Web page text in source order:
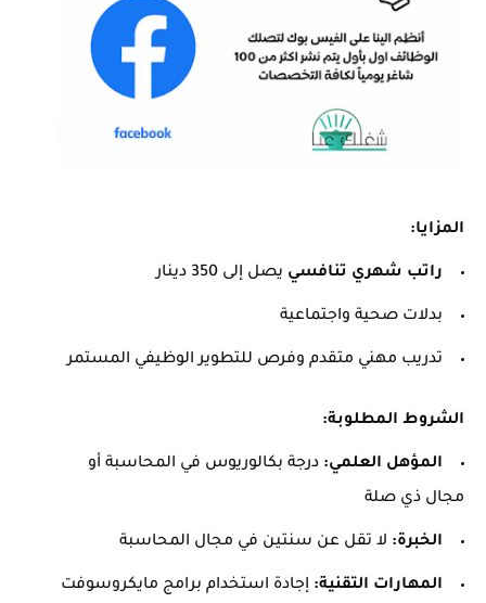
المزايا:
راتب شهري تنافسي يصل إلى 350 دينار
بدلات صحية واجتماعية
تدريب مهني متقدم وفرص للتطوير الوظيفي المستمر
الشروط المطلوبة:
المؤهل العلمي: درجة بكالوريوس في المحاسبة أو
مجال ذي صلة
الخبرة: لا تقل عن سنتين في مجال المحاسبة
المهارات التقنية: إجادة استخدام برامج مايكروسوفت